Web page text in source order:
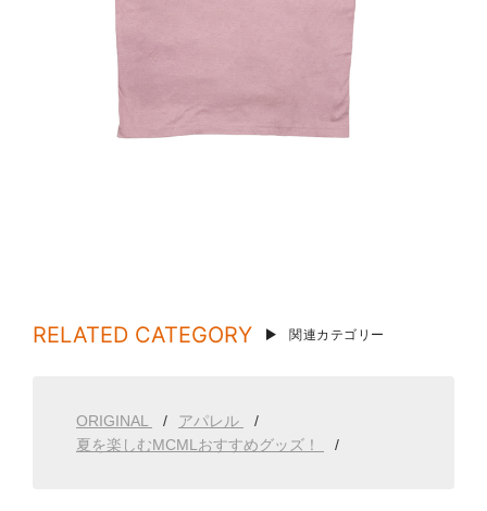
RELATED CATEGORY 関連カテゴリー
ORIGINAL
アパレル
夏を楽しむMCMLおすすめグッズ！